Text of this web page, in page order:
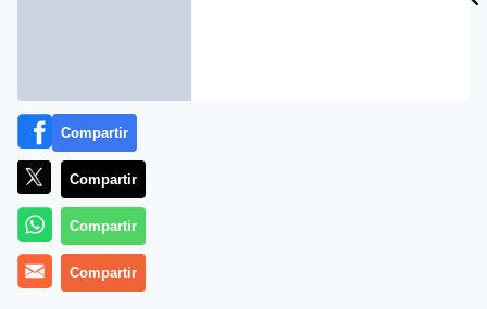
Compartir
Compartir
Compartir
Compartir